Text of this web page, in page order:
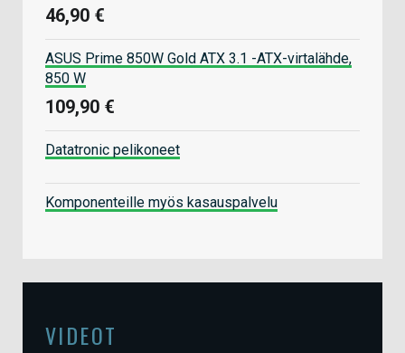
46,90 €
ASUS Prime 850W Gold ATX 3.1 -ATX-virtalähde,
850 W
109,90 €
Datatronic pelikoneet
Komponenteille myös kasauspalvelu
VIDEOT